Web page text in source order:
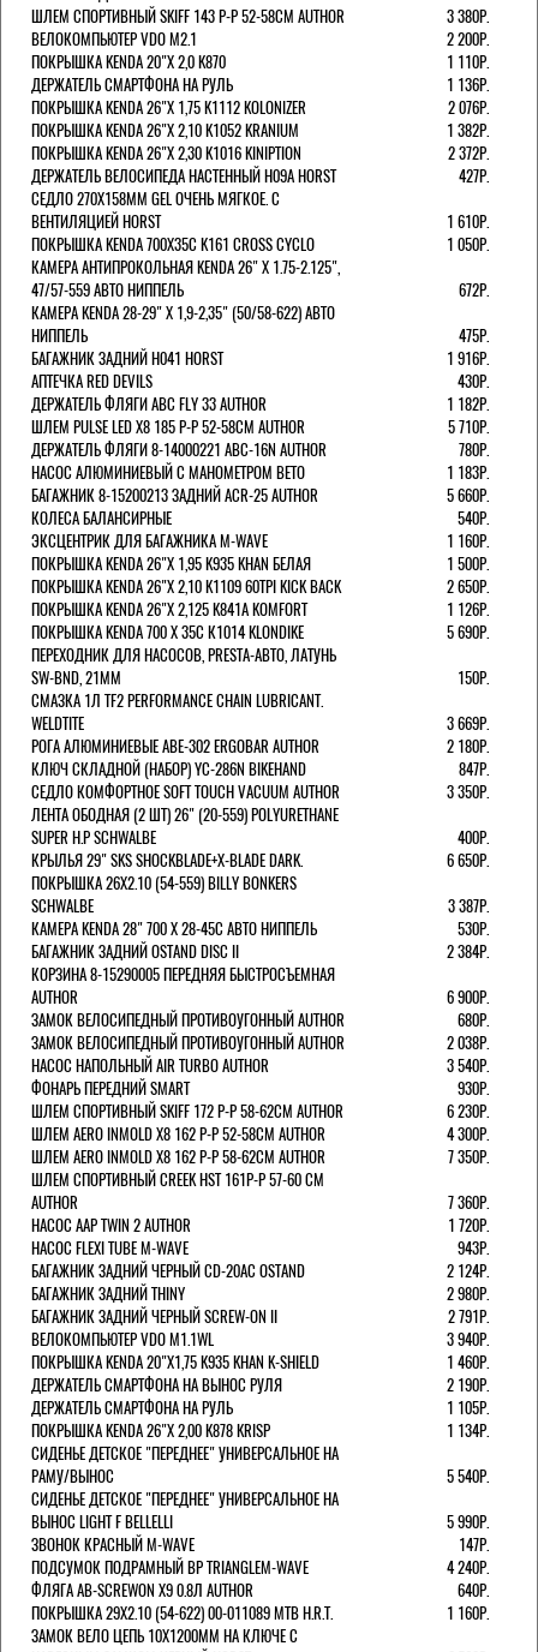
ШЛЕМ СПОРТИВНЫЙ SKIFF 143 Р-Р 52-58СМ AUTHOR
3 380Р.
ВЕЛОКОМПЬЮТЕР VDO M2.1
2 200Р.
ПОКРЫШКА KENDA 20"Х 2,0 K870
1 110Р.
ДЕРЖАТЕЛЬ СМАРТФОНА НА РУЛЬ
1 136Р.
ПОКРЫШКА KENDA 26"Х 1,75 K1112 KOLONIZER
2 076Р.
ПОКРЫШКА KENDA 26"Х 2,10 K1052 KRANIUM
1 382Р.
ПОКРЫШКА KENDA 26"Х 2,30 K1016 KINIPTION
2 372Р.
ДЕРЖАТЕЛЬ ВЕЛОСИПЕДА НАСТЕННЫЙ H09A HORST
427Р.
СЕДЛО 270Х158ММ GEL ОЧЕНЬ МЯГКОЕ. С
ВЕНТИЛЯЦИЕЙ HORST
1 610Р.
ПОКРЫШКА KENDA 700Х35С K161 CROSS CYCLO
1 050Р.
КАМЕРА АНТИПРОКОЛЬНАЯ KENDA 26" Х 1.75-2.125",
47/57-559 АВТО НИППЕЛЬ
672Р.
КАМЕРА KENDA 28-29" Х 1,9-2,35" (50/58-622) АВТО
НИППЕЛЬ
475Р.
БАГАЖНИК ЗАДНИЙ H041 HORST
1 916Р.
АПТЕЧКА RED DEVILS
430Р.
ДЕРЖАТЕЛЬ ФЛЯГИ АВС FLY 33 AUTHOR
1 182Р.
ШЛЕМ PULSE LED X8 185 Р-Р 52-58СМ AUTHOR
5 710Р.
ДЕРЖАТЕЛЬ ФЛЯГИ 8-14000221 ABC-16N AUTHOR
780Р.
НАСОС АЛЮМИНИЕВЫЙ С МАНОМЕТРОМ BETO
1 183Р.
БАГАЖНИК 8-15200213 ЗАДНИЙ ACR-25 AUTHOR
5 660Р.
КОЛЕСА БАЛАНСИРНЫЕ
540Р.
ЭКСЦЕНТРИК ДЛЯ БАГАЖНИКА M-WAVE
1 160Р.
ПОКРЫШКА KENDA 26"Х 1,95 K935 KHAN БЕЛАЯ
1 500Р.
ПОКРЫШКА KENDA 26"Х 2,10 K1109 60TPI KICK BACK
2 650Р.
ПОКРЫШКА KENDA 26"Х 2,125 K841A KOMFORT
1 126Р.
ПОКРЫШКА KENDA 700 Х 35С К1014 KLONDIKE
5 690Р.
ПЕРЕХОДНИК ДЛЯ НАСОСОВ, PRESTA-АВТО, ЛАТУНЬ
SW-BND, 21ММ
150Р.
СМАЗКА 1Л TF2 PERFORMANCE CHAIN LUBRICANT.
WELDTITE
3 669Р.
РОГА АЛЮМИНИЕВЫЕ ABE-302 ERGOBAR AUTHOR
2 180Р.
КЛЮЧ СКЛАДНОЙ (НАБОР) YC-286N BIKEHAND
847Р.
СЕДЛО КОМФОРТНОЕ SOFT TOUCH VACUUM AUTHOR
3 350Р.
ЛЕНТА ОБОДНАЯ (2 ШТ) 26" (20-559) POLYURETHANE
SUPER H.P SCHWALBE
400Р.
КРЫЛЬЯ 29" SKS SHOCKBLADE+X-BLADE DARK.
6 650Р.
ПОКРЫШКА 26X2.10 (54-559) BILLY BONKERS
SCHWALBE
3 387Р.
КАМЕРА KENDA 28" 700 Х 28-45С АВТО НИППЕЛЬ
530Р.
БАГАЖНИК ЗАДНИЙ OSTAND DISC II
2 384Р.
КОРЗИНА 8-15290005 ПЕРЕДНЯЯ БЫСТРОСЪЕМНАЯ
AUTHOR
6 900Р.
ЗАМОК ВЕЛОСИПЕДНЫЙ ПРОТИВОУГОННЫЙ AUTHOR
680Р.
ЗАМОК ВЕЛОСИПЕДНЫЙ ПРОТИВОУГОННЫЙ AUTHOR
2 038Р.
НАСОС НАПОЛЬНЫЙ AIR TURBO AUTHOR
3 540Р.
ФОНАРЬ ПЕРЕДНИЙ SMART
930Р.
ШЛЕМ СПОРТИВНЫЙ SKIFF 172 Р-Р 58-62СМ AUTHOR
6 230Р.
ШЛЕМ AERO INMOLD X8 162 Р-Р 52-58СМ AUTHOR
4 300Р.
ШЛЕМ AERO INMOLD X8 162 Р-Р 58-62СМ AUTHOR
7 350Р.
ШЛЕМ СПОРТИВНЫЙ CREEK HST 161Р-Р 57-60 СМ
AUTHOR
7 360Р.
НАСОС AAP TWIN 2 AUTHOR
1 720Р.
НАСОС FLEXI TUBE M-WAVE
943Р.
БАГАЖНИК ЗАДНИЙ ЧЕРНЫЙ СD-20AC OSTAND
2 124Р.
БАГАЖНИК ЗАДНИЙ THINY
2 980Р.
БАГАЖНИК ЗАДНИЙ ЧЕРНЫЙ SCREW-ON II
2 791Р.
ВЕЛОКОМПЬЮТЕР VDO M1.1WL
3 940Р.
ПОКРЫШКА KENDA 20"Х1,75 K935 KHAN K-SHIELD
1 460Р.
ДЕРЖАТЕЛЬ СМАРТФОНА НА ВЫНОС РУЛЯ
2 190Р.
ДЕРЖАТЕЛЬ СМАРТФОНА НА РУЛЬ
1 105Р.
ПОКРЫШКА KENDA 26"Х 2,00 K878 KRISP
1 134Р.
СИДЕНЬЕ ДЕТСКОЕ "ПЕРЕДНЕЕ" УНИВЕРСАЛЬНОЕ НА
РАМУ/ВЫНОС
5 540Р.
СИДЕНЬЕ ДЕТСКОЕ "ПЕРЕДНЕЕ" УНИВЕРСАЛЬНОЕ НА
ВЫНОС LIGHT F BELLELLI
5 990Р.
ЗВОНОК КРАСНЫЙ M-WAVE
147Р.
ПОДСУМОК ПОДРАМНЫЙ BP TRIANGLEM-WAVE
4 240Р.
ФЛЯГА AB-SCREWON X9 0.8Л AUTHOR
640Р.
ПОКРЫШКА 29X2.10 (54-622) 00-011089 MTB H.R.T.
1 160Р.
ЗАМОК ВЕЛО ЦЕПЬ 10Х1200ММ НА КЛЮЧЕ С